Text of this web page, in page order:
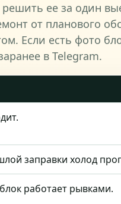
ее за один
от планового
Если есть фото
в Telegram.
заправки холод
работает рывками.